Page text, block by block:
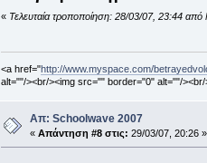
« Τελευταία τροποποίηση: 28/03/07, 23:44 από
<a href="http://www.myspace.com/
alt=""/><br/><img src="" border="0" alt=""/
Απ: Schoolwave 2007
« Απάντηση #8 στις: 29/03/07, 20:26 »